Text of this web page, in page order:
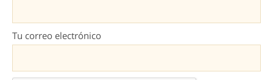
Tu correo electrónico